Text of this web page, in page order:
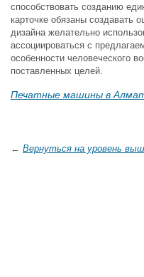
способствовать созданию
карточке обязаны создавать
дизайна желательно
ассоциироваться с
особенности человеческого
поставленных целей.
Печатные машины в
← Вернуться на уровень